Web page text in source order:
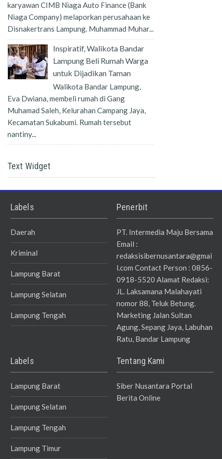
karyawan CIMB Niaga Auto Finance (Bank
Niaga Company) melaporkan perusahaan ke
Disnakertrans Lampung. Muhammad Muhar...
Inspiratif, Walikota Bandar
Lampung Beli Rumah Warga
untuk Dijadikan Taman
Walikota Bandar Lampung,
Eva Dwiana, membeli rumah di Gang
Muhamad Saleh, Kelurahan Campang Jaya,
Kecamatan Sukabumi. Rumah tersebut
nantiny...
Text Widget
Labels
Daerah
Kriminal
Lampung Barat
Lampung Selatan
Lampung Tengah
Penerbit
PT. Intermedia Maju Bersama
Email :
redaksisibernusantara@gmai
l.com Contact Person : 0856-
0918-5520 Alamat Redaksi:
JL. Laksamana Malahayati
nomor 88, Teluk Betung.
Marketing Jalan Sultan
Agung, Sepang Jaya, Labuhan
Ratu, Bandar Lampung
Labels
Lampung Barat
Lampung Selatan
Lampung Tengah
Lampung Timur
Tentang Kami
Siber Nusantara Portal
Berita Online